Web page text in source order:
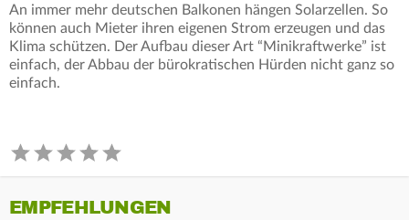
An immer mehr deutschen Balkonen hängen Solarzellen. So
können auch Mieter ihren eigenen Strom erzeugen und das
Klima schützen. Der Aufbau dieser Art “Minikraftwerke” ist
einfach, der Abbau der bürokratischen Hürden nicht ganz so
einfach.
EMPFEHLUNGEN